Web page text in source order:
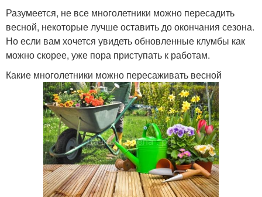
Разумеется, не все многолетники можно пересадить
весной, некоторые лучше оставить до окончания сезона.
Но если вам хочется увидеть обновленные клумбы как
можно скорее, уже пора приступать к работам.
Какие многолетники можно пересаживать весной